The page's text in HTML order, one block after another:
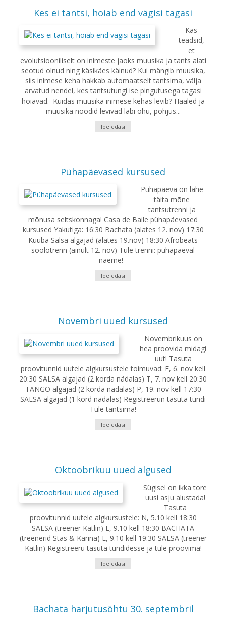
Kes ei tantsi, hoiab end vägisi tagasi
Kas
teadsid,
et
evolutsiooniliselt on inimeste jaoks muusika ja tants alati
seotud olnud ning käsikäes käinud? Kui mängib muusika,
siis inimese keha hakkab automaatselt tantsima, välja
arvatud nendel, kes tantsutungi ise pingutusega tagasi
hoiavad. Kuidas muusika inimese kehas levib? Hääled ja
muusika noodid levivad läbi õhu, põhjus...
loe edasi
Pühapäevased kursused
Pühapäeva on lahe
täita mõne
tantsutrenni ja
mõnusa seltskonnaga! Casa de Baile pühapäevased
kursused Yakutiga: 16:30 Bachata (alates 12. nov) 17:30
Kuuba Salsa algajad (alates 19.nov) 18:30 Afrobeats
soolotrenn (ainult 12. nov) Tule trenni: pühapäeval
näeme!
loe edasi
Novembri uued kursused
Novembrikuus on
hea proovida midagi
uut! Tasuta
proovitunnid uutele algkursustele toimuvad: E, 6. nov kell
20:30 SALSA algajad (2 korda nädalas) T, 7. nov kell 20:30
TANGO algajad (2 korda nädalas) P, 19. nov kell 17:30
SALSA algajad (1 kord nädalas) Registreerun tasuta tundi
Tule tantsima!
loe edasi
Oktoobrikuu uued algused
Sügisel on ikka tore
uusi asju alustada!
Tasuta
proovitunnid uutele algkursustele: N, 5.10 kell 18:30
SALSA (treener Kätlin) E, 9.10 kell 18:30 BACHATA
(treenerid Stas & Karina) E, 9.10 kell 19:30 SALSA (treener
Kätlin) Registreeru tasuta tundidesse ja tule proovima!
loe edasi
Bachata harjutusõhtu 30. septembril